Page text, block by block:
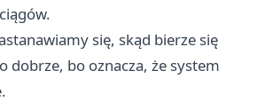
się, skąd bierze się
dobrze, bo oznacza, że system